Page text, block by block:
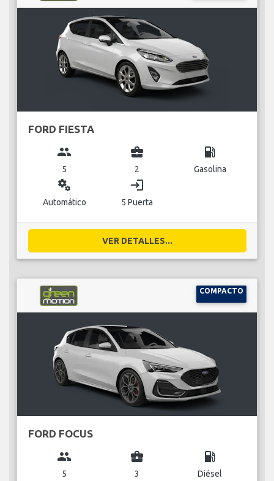
FORD FIESTA
group
5
business_center
2
local_gas_station
Gasolina
miscellaneous_services
Automático
login
5 Puerta
VER DETALLES...
COMPACTO
FORD FOCUS
group
5
business_center
3
local_gas_station
Diésel